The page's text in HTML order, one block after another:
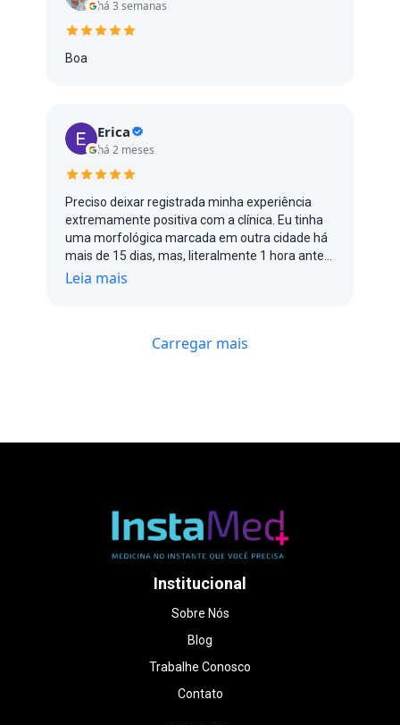
há 3 semanas
Boa
Erica
há 2 meses
Preciso deixar registrada minha experiência
extremamente positiva com a clínica. Eu tinha
uma morfológica marcada em outra cidade há
mais de 15 dias, mas, literalmente 1 hora antes
do exame, me avisaram que a médica estava
clínicas tentando um encaixe urgente e, além
do exame, sem pressa. Me senti acolhida de
verdade, coisa rara hoje em dia. A qualidade
das imagens é excelente, o ambiente é ótimo e
o valor foi muito mais acessível do que em
experiência que transformou um dia de puro
estresse em um momento muito especial da
minha gestação. Sem dúvidas, recomendo de
olhos fechados DOUTORA LUANA
Leia mais
Carregar mais
Institucional
Sobre Nós
Blog
Trabalhe Conosco
Contato